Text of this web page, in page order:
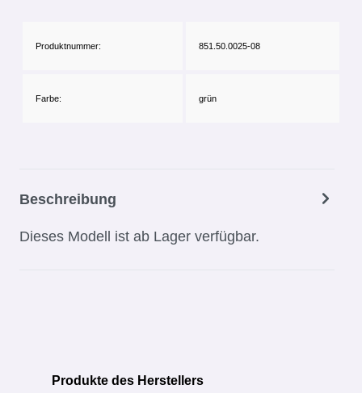
Produktnummer: 851.50.0025-08
Farbe: grün
Beschreibung
Dieses Modell ist ab Lager verfügbar.
Produktgalerie überspringen
Produkte des Herstellers